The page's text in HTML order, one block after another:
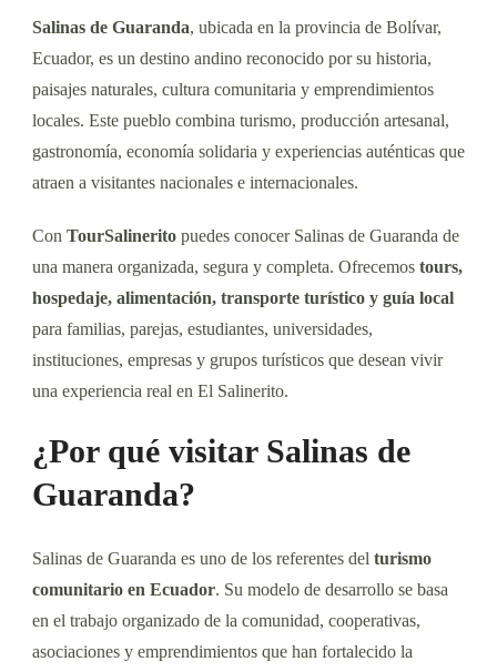
Salinas de Guaranda, ubicada en la provincia de Bolívar,
Ecuador, es un destino andino reconocido por su historia,
paisajes naturales, cultura comunitaria y emprendimientos
locales. Este pueblo combina turismo, producción artesanal,
gastronomía, economía solidaria y experiencias auténticas que
atraen a visitantes nacionales e internacionales.
Con TourSalinerito puedes conocer Salinas de Guaranda de
una manera organizada, segura y completa. Ofrecemos tours,
hospedaje, alimentación, transporte turístico y guía local
para familias, parejas, estudiantes, universidades,
instituciones, empresas y grupos turísticos que desean vivir
una experiencia real en El Salinerito.
¿Por qué visitar Salinas de
Guaranda?
Salinas de Guaranda es uno de los referentes del turismo
comunitario en Ecuador. Su modelo de desarrollo se basa
en el trabajo organizado de la comunidad, cooperativas,
asociaciones y emprendimientos que han fortalecido la